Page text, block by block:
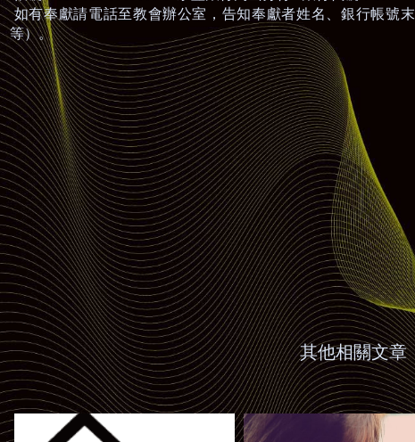
如有奉獻請電話至教會辦公室，告知奉獻者姓名、銀行帳號末
等）。
其他相關文章